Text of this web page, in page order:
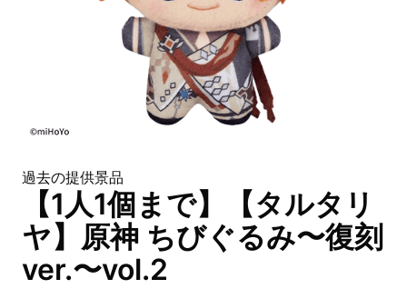
過去の提供景品
【1人1個まで】【タルタリ
ヤ】原神 ちびぐるみ〜復刻
ver.〜vol.2